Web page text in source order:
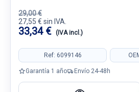
29,00 €
27,55 € sin IVA.
33,34 € (IVA incl.)
Ref: 6099146
Garantía 1 año Envío 24-48h